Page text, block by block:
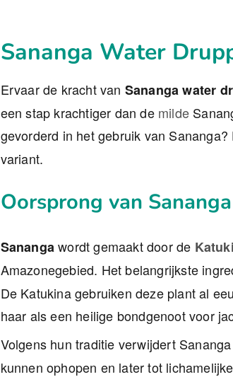
Sananga Water
Ervaar de kracht van Sananga water
een stap krachtiger dan de milde
gevorderd in het gebruik van
variant.
Oorsprong van Sananga
Sanangawordt gemaakt door de
Amazonegebied. Het belangrijkste
De Katukina gebruiken deze plant al
haar als een heilige bondgenoot voor
Volgens hun traditie verwijdert Sananga
kunnen ophopen en later tot